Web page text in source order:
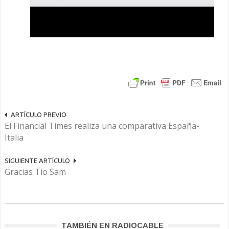
ARTÍCULO PREVIO
El Financial Times realiza una comparativa España-
Italia
SIGUIENTE ARTÍCULO
Gracias Tio Sam
TAMBIÉN EN RADIOCABLE